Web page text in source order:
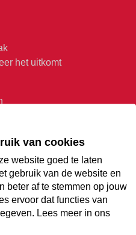
het uitkomt
je
van cookies
website goed te laten
gebruik van de website en
beter af te stemmen op jouw
ervoor dat functies van
Lees meer in ons